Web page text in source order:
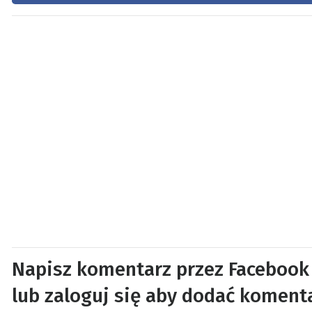
Napisz komentarz przez Facebook
lub zaloguj się aby dodać